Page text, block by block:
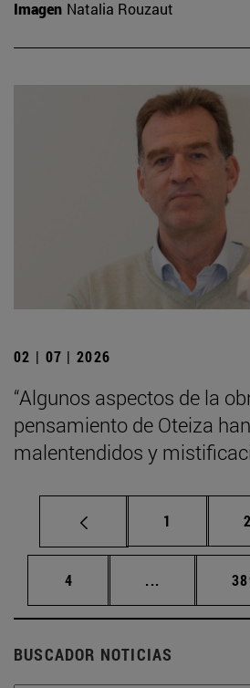
Imagen Natalia Rouzaut
02 | 07 | 2026
“Algunos aspectos de la
pensamiento de Oteiza
malentendidos y
Página
1 2
Página
4 ... Páginas
BUSCADOR NOTICIAS